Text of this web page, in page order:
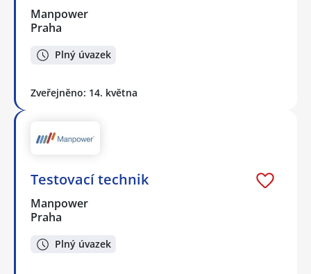
Manpower
Praha
Plný úvazek
Zveřejněno: 14. května
Testovací technik
Manpower
Praha
Plný úvazek